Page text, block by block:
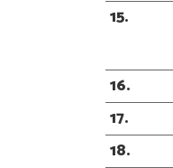
15
16
17
18